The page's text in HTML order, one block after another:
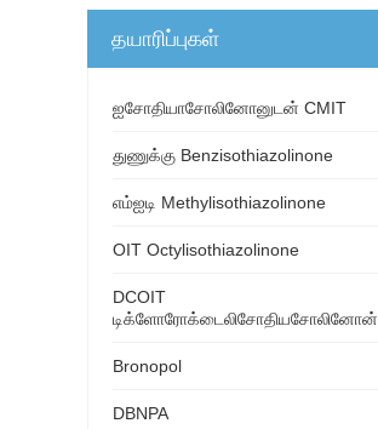
தயாரிப்புகள்
ஐசோதியாசோலினோனுடன் CMIT
துணுக்கு Benzisothiazolinone
எம்ஐடி Methylisothiazolinone
OIT Octylisothiazolinone
DCOIT
டிக்ளோரோக்டைலிசோதியசோலினோன்
Bronopol
DBNPA